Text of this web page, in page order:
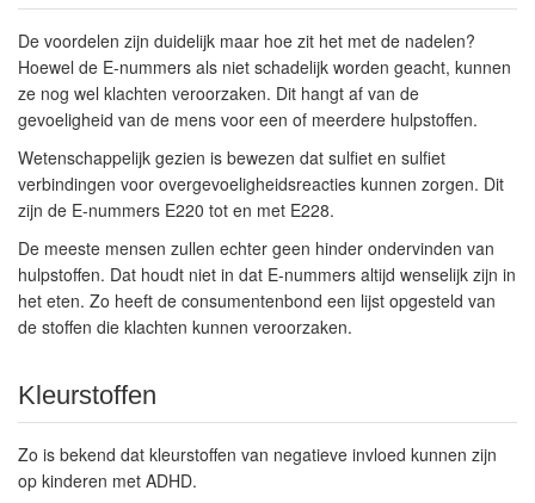
De voordelen zijn duidelijk maar hoe zit het met de nadelen?
Hoewel de E-nummers als niet schadelijk worden geacht, kunnen
ze nog wel klachten veroorzaken. Dit hangt af van de
gevoeligheid van de mens voor een of meerdere hulpstoffen.
Wetenschappelijk gezien is bewezen dat sulfiet en sulfiet
verbindingen voor overgevoeligheidsreacties kunnen zorgen. Dit
zijn de E-nummers E220 tot en met E228.
De meeste mensen zullen echter geen hinder ondervinden van
hulpstoffen. Dat houdt niet in dat E-nummers altijd wenselijk zijn in
het eten. Zo heeft de consumentenbond een lijst opgesteld van
de stoffen die klachten kunnen veroorzaken.
Kleurstoffen
Zo is bekend dat kleurstoffen van negatieve invloed kunnen zijn
op kinderen met ADHD.